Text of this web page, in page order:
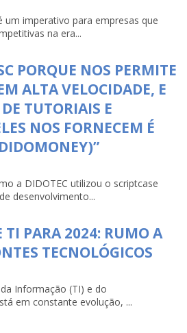
imperativo para empresas que
na era...
PORQUE NOS PERMITE
ALTA VELOCIDADE, E
TUTORIAIS E
NOS FORNECEM É
a DIDOTEC utilizou o scriptcase
desenvolvimento...
TI PARA 2024: RUMO A
TECNOLÓGICOS
Informação (TI) e do
em constante evolução, ...